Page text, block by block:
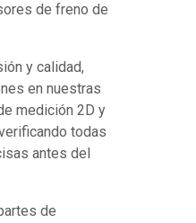
de freno de
y calidad,
en nuestras
medición 2D y
todas
antes del
de